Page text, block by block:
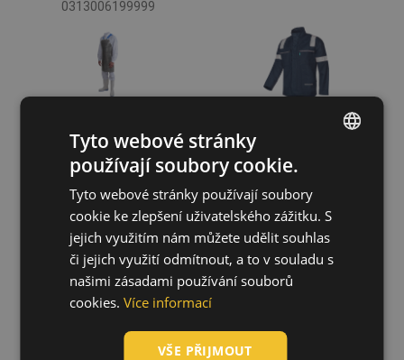
0313006199999
MULTINORM
STROKE FR HV
03560021
Zástěra BÁT
FLEXINOX
ENGLISH
CZECH
HUNGARIAN
SLOVAK
ROMANIAN
Tyto webové stránky
používají soubory cookie.
Tyto webové stránky používají soubory
cookie ke zlepšení uživatelského zážitku. S
jejich využitím nám můžete udělit souhlas
či jejich využití odmítnout, a to v souladu s
našimi zásadami používání souborů
cookies. Více informací
VŠE PŘIJMOUT